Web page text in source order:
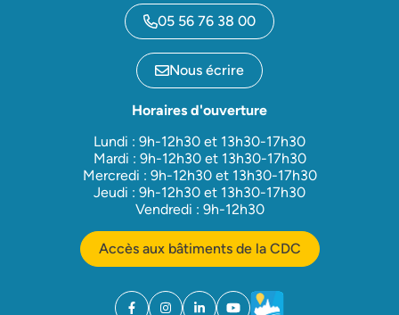
05 56 76 38 00
Nous écrire
Horaires d'ouverture
Lundi : 9h-12h30 et 13h30-17h30
Mardi : 9h-12h30 et 13h30-17h30
Mercredi : 9h-12h30 et 13h30-17h30
Jeudi : 9h-12h30 et 13h30-17h30
Vendredi : 9h-12h30
Accès aux bâtiments de la CDC